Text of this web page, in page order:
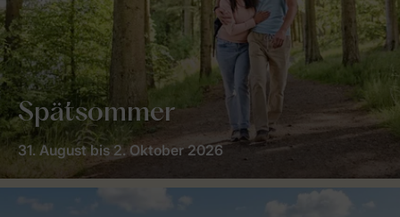
Spätsommer
31. August bis 2. Oktober 2026